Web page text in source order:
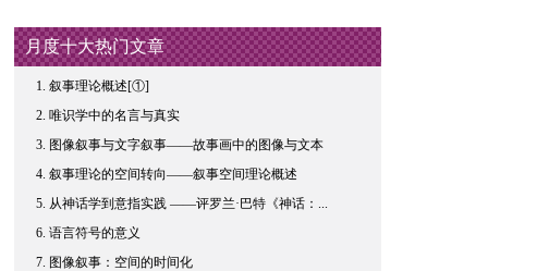
月度十大热门文章
叙事理论概述[①]
唯识学中的名言与真实
图像叙事与文字叙事——故事画中的图像与文本
叙事理论的空间转向——叙事空间理论概述
从神话学到意指实践 ——评罗兰·巴特《神话：...
语言符号的意义
图像叙事：空间的时间化